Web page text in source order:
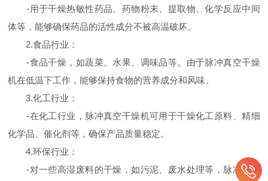
-用于干燥热敏性药品、药物粉末、提取物、化学反应中间
体等，能够确保药品的活性成分不被高温破坏。
2.食品行业：
-食品干燥，如蔬菜、水果、调味品等。由于脉冲真空干燥
机在低温下工作，能够保持食物的营养成分和风味。
3.化工行业：
-在化工行业，脉冲真空干燥机可用于干燥化工原料、精细
化学品、催化剂等，确保产品质量稳定。
4.环保行业：
-对一些高湿废料的干燥，如污泥、废水处理等，脉冲真空